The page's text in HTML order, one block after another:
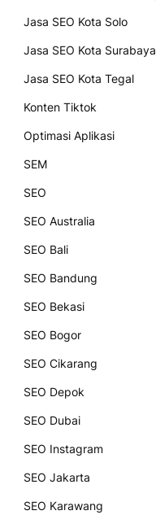
Jasa SEO Kota Solo
Jasa SEO Kota Surabaya
Jasa SEO Kota Tegal
Konten Tiktok
Optimasi Aplikasi
SEM
SEO
SEO Australia
SEO Bali
SEO Bandung
SEO Bekasi
SEO Bogor
SEO Cikarang
SEO Depok
SEO Dubai
SEO Instagram
SEO Jakarta
SEO Karawang